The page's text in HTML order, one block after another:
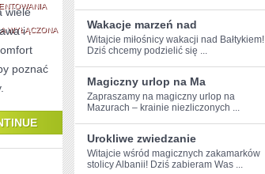
WSZYSTKO,
CO
MUSISZ
WIEDZIEĆ
URLOPIE
RODZINNY
WYŁĄCZONA
wiele
i
poznać
Wakacje marzeń nad
Witajcie ⁣miłośnicy wakacji nad Bałtykiem!
Dziś chcemy podzielić się ...
Magiczny urlop na Ma
Zapraszamy na magiczny⁣ urlop na
Mazurach –⁤ krainie⁣ niezliczonych ...
Urokliwe zwiedzanie
Witajcie wśród magicznych zakamarków
stolicy‌ Albanii! Dziś ​zabieram Was ...